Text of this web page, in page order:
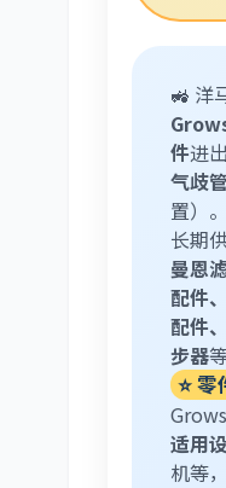
🚜 洋
件进
气歧
置）
长期
曼恩
配件
配件
步器
⭐
适用
机等